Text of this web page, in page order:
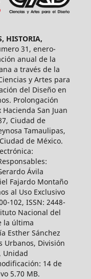
HISTORIA,
31, enero-
anual de la
a través de la
y Artes para
del Diseño en
Prolongación
San Juan
Ciudad de
Tamaulipas,
de México.
Ávila
Fajardo Montaño
al Uso Exclusivo
102, ISSN: 2448-
Nacional del
la última
Esther Sánchez
Urbanos, División
Unidad
14 de
5.70 MB.